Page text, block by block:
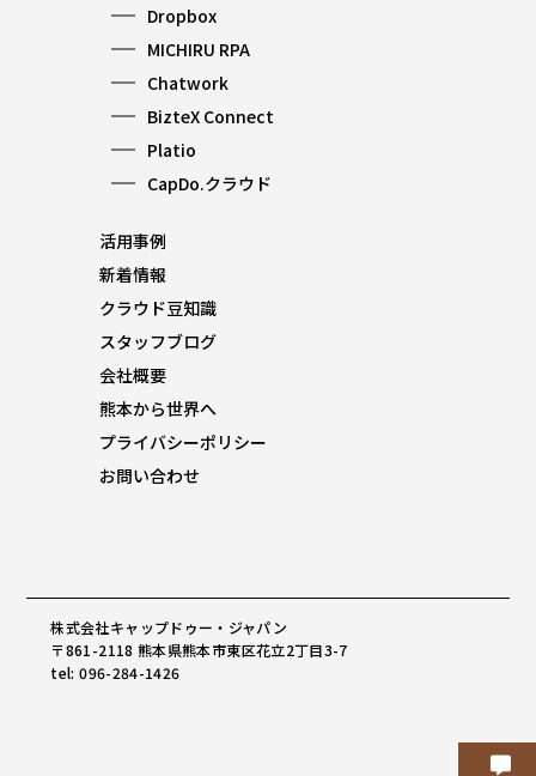
Dropbox
MICHIRU RPA
Chatwork
BizteX Connect
Platio
CapDo.クラウド
活用事例
新着情報
クラウド豆知識
スタッフブログ
会社概要
熊本から世界へ
プライバシーポリシー
お問い合わせ
株式会社キャップドゥー・ジャパン
〒861-2118 熊本県熊本市東区花立2丁目3-7
tel: 096-284-1426